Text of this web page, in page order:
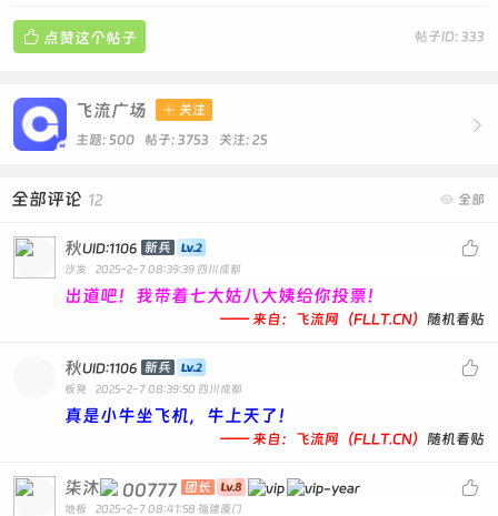
帖子ID: 333
 点赞这个帖子

飞流广场  关注
主题: 500 帖子: 3753 关注: 25
 全部
全部评论 12

秋UID:1106 新兵
沙发 2025-2-7 08:39:39 四川成都
出道吧！我带着七大姑八大姨给你投票！
—— 来自：飞流网（FLLT.CN） 随机看贴

秋UID:1106 新兵
板凳 2025-2-7 08:39:50 四川成都
真是小牛坐飞机，牛上天了！
—— 来自：飞流网（FLLT.CN） 随机看贴

柒沐 00777 团长
地板 2025-2-7 08:41:58 福建厦门